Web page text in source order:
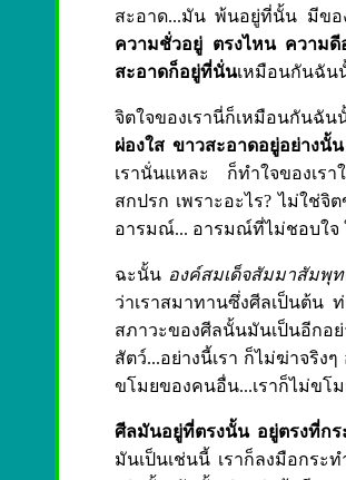
สะอาด...มัน พ้นอยู่ที่นั้น มีขอ
ความชั่วอยู่ ตรงไหน ความ
สะอาดก็อยู่ที่นั่นเหมือนกันฉัน
จิตใจของเรานี่ก็เหมือนกันฉัน
ผ่องใส ขาวสะอาดอยู่อย่าง
เรานั่นแหละ ก็ทำใจของเร
สกปรก เพราะอะไร? ไม่ใช่จิ
อารมณ์... อารมณ์ที่ไม่ชอบใจ
ฉะนั้น องค์สมเด็จสัมมาสัมพุท
ว่าเราสมาทานซึ่งศีลเป็นต้น
สภาวะของศีลนั้นมันเป็นอีกอ
สัตว์...อย่างนี้เรา ก็ไม่ฆ่าจริง
ขโมยของคนอื่น...เราก็ไม่ขโ
ศีลมันอยู่ที่ตรงนั้น อยู่ตรงที่ก
มันเป็นเช่นนี้ เราก็ลงมือกระ